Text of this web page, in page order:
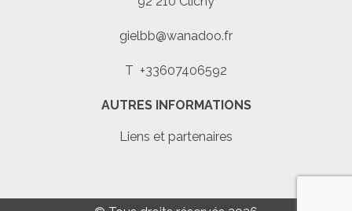
gielbb@wanadoo.fr
T +33607406592
AUTRES INFORMATIONS
Liens et partenaires